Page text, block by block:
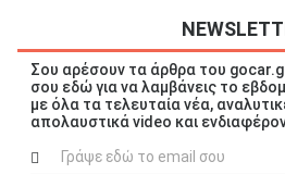
Σου αρέσουν τα άρθρα του
σου εδώ για να λαμβάνεις το
με όλα τα τελευταία νέα,
απολαυστικά video και